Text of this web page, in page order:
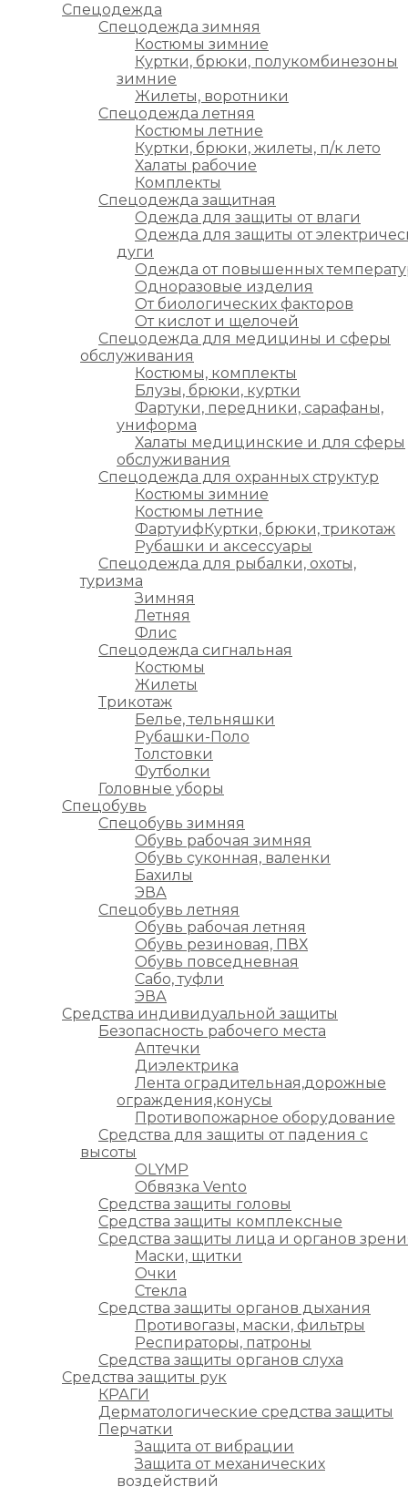
Спецодежда
Спецодежда зимняя
Костюмы зимние
Куртки, брюки, полукомбинезоны
зимние
Жилеты, воротники
Спецодежда летняя
Костюмы летние
Куртки, брюки, жилеты, п/к лето
Халаты рабочие
Комплекты
Спецодежда защитная
Одежда для защиты от влаги
Одежда для защиты от
дуги
Одежда от повышенных
Одноразовые изделия
От биологических факторов
От кислот и щелочей
Спецодежда для медицины и сферы
обслуживания
Костюмы, комплекты
Блузы, брюки, куртки
Фартуки, передники, сарафаны,
униформа
Халаты медицинские и для сферы
обслуживания
Спецодежда для охранных структур
Костюмы зимние
Костюмы летние
ФартуифКуртки, брюки, трикотаж
Рубашки и аксессуары
Спецодежда для рыбалки, охоты,
туризма
Зимняя
Летняя
Флис
Спецодежда сигнальная
Костюмы
Жилеты
Трикотаж
Белье, тельняшки
Рубашки-Поло
Толстовки
Футболки
Головные уборы
Спецобувь
Спецобувь зимняя
Обувь рабочая зимняя
Обувь суконная, валенки
Бахилы
ЭВА
Спецобувь летняя
Обувь рабочая летняя
Обувь резиновая, ПВХ
Обувь повседневная
Сабо, туфли
ЭВА
Средства индивидуальной защиты
Безопасность рабочего места
Аптечки
Диэлектрика
Лента оградительная,дорожные
ограждения,конусы
Противопожарное оборудование
Средства для защиты от падения с
высоты
OLYMP
Обвязка Vento
Средства защиты головы
Средства защиты комплексные
Средства защиты лица и органов
Маски, щитки
Очки
Стекла
Средства защиты органов дыхания
Противогазы, маски, фильтры
Респираторы, патроны
Средства защиты органов слуха
Средства защиты рук
КРАГИ
Дерматологические средства защиты
Перчатки
Защита от вибрации
Защита от механических
воздействий